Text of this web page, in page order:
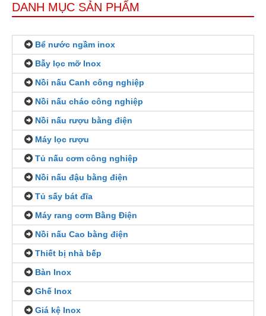
DANH MỤC SẢN PHẨM
Bể nước ngầm inox
Bẫy lọc mỡ Inox
Nồi nấu Canh công nghiệp
Nồi nấu cháo công nghiệp
Nồi nấu rượu bằng điện
Máy lọc rượu
Tủ nấu cơm công nghiệp
Nồi nấu đậu bằng điện
Tủ sấy bát đĩa
Máy rang cơm Bằng Điện
Nồi nấu Cao bằng điện
Thiết bị nhà bếp
Bàn Inox
Ghế Inox
Giá kệ Inox